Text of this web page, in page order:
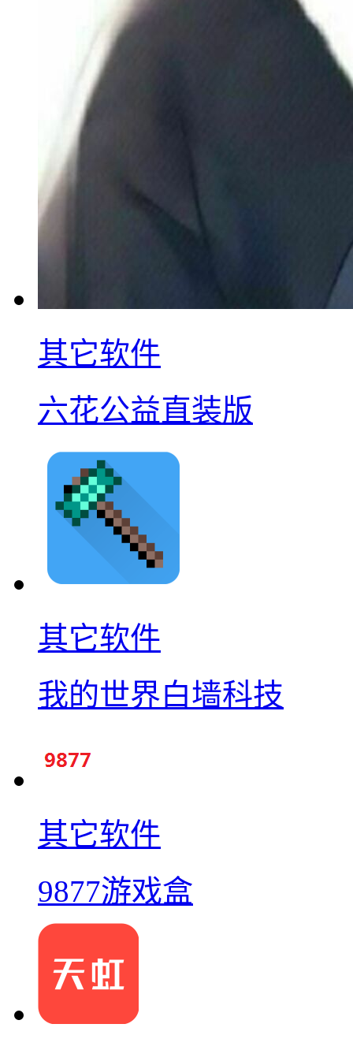
其它软件
六花公益直装版
其它软件
我的世界白墙科技
其它软件
9877游戏盒